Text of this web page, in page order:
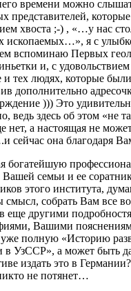
времени можно
представителей, которые
хвоста ;-) , «…у нас
ископаемых…», я с
вспоминаю Первых
и, с
и тех людях, которые
дополнительно
))) Это
ведь здесь об этом «не
нет, а настоящая не
сейчас она благодаря
богатейшую
семьи и ее
этого института,
смысл, собрать Вам все
еще другими
Вашими
уже полную «Историю
в УзССР», а может быть
издать это в
не потянет…